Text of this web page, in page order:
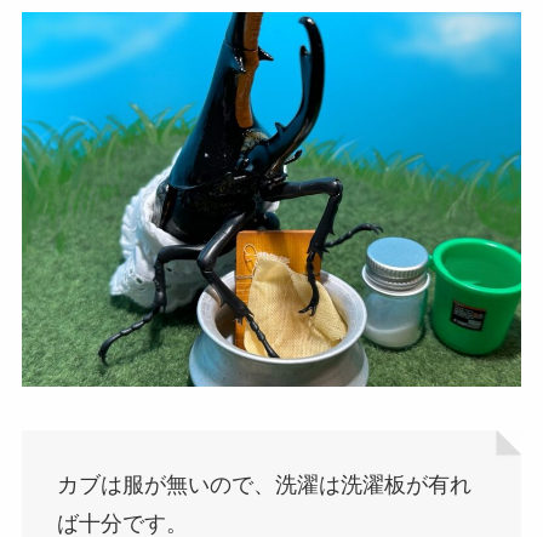
カブは服が無いので、洗濯は洗濯板が有れ
ば十分です。